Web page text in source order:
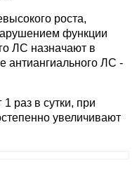
роста,
функции
ЛС назначают в
антиангиального ЛС -
раз в сутки, при
увеличивают